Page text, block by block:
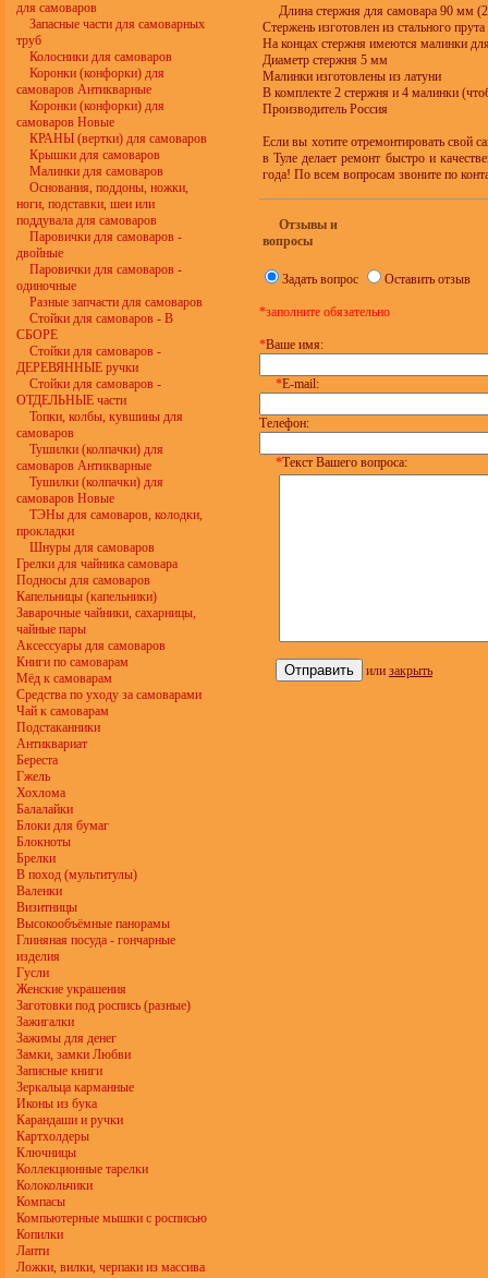
для самоваров
Запасные части для самоварных
труб
Колосники для самоваров
Коронки (конфорки) для
самоваров Антикварные
Коронки (конфорки) для
самоваров Новые
КРАНЫ (вертки) для самоваров
Крышки для самоваров
Малинки для самоваров
Основания, поддоны, ножки,
ноги, подставки, шеи или
поддувала для самоваров
Паровички для самоваров -
двойные
Паровички для самоваров -
одиночные
Разные запчасти для самоваров
Стойки для самоваров - В
СБОРЕ
Стойки для самоваров -
ДЕРЕВЯННЫЕ ручки
Стойки для самоваров -
ОТДЕЛЬНЫЕ части
Топки, колбы, кувшины для
самоваров
Тушилки (колпачки) для
самоваров Антикварные
Тушилки (колпачки) для
самоваров Новые
ТЭНы для самоваров, колодки,
прокладки
Шнуры для самоваров
Грелки для чайника самовара
Подносы для самоваров
Капельницы (капельники)
Заварочные чайники, сахарницы,
чайные пары
Аксессуары для самоваров
Книги по самоварам
Мёд к самоварам
Средства по уходу за самоварами
Чай к самоварам
Подстаканники
Антиквариат
Береста
Гжель
Хохлома
Балалайки
Блоки для бумаг
Блокноты
Брелки
В поход (мультитулы)
Валенки
Визитницы
Высокообъёмные панорамы
Глиняная посуда - гончарные
изделия
Гусли
Женские украшения
Заготовки под роспись (разные)
Зажигалки
Зажимы для денег
Замки, замки Любви
Записные книги
Зеркальца карманные
Иконы из бука
Карандаши и ручки
Картхолдеры
Ключницы
Коллекционные тарелки
Колокольчики
Компасы
Компьютерные мышки с росписью
Копилки
Лапти
Ложки, вилки, черпаки из массива
Длина стержня для самовара 90 мм
Стержень изготовлен из стального
На концах стержня имеются малинки
Диаметр стержня 5 мм
Малинки изготовлены из латуни
В комплекте 2 стержня и 4 малинки
Производитель Россия
Если вы хотите отремонтировать свой
в Туле делает ремонт быстро и
года! По всем вопросам звоните по
Отзывы и
вопросы
Задать вопрос Оставить отзыв
*заполните обязательно
*Ваше имя:
*E-mail:
Телефон:
*Текст Вашего вопроса:
или закрыть